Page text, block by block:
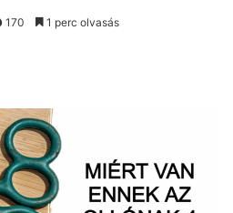
170 1 perc olvasás